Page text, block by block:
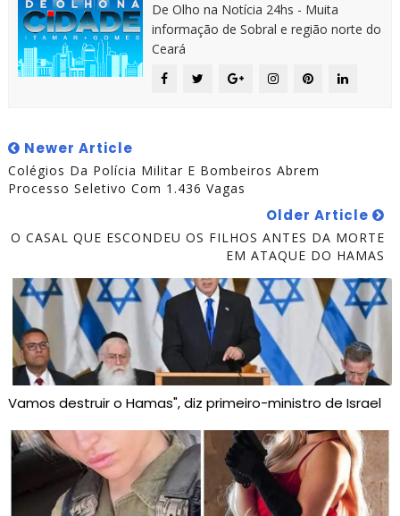
De Olho na Notícia 24hs - Muita
informação de Sobral e região norte do
Ceará
Newer Article
Colégios Da Polícia Militar E Bombeiros Abrem
Processo Seletivo Com 1.436 Vagas
Older Article
O CASAL QUE ESCONDEU OS FILHOS ANTES DA MORTE
EM ATAQUE DO HAMAS
Vamos destruir o Hamas", diz primeiro-ministro de Israel